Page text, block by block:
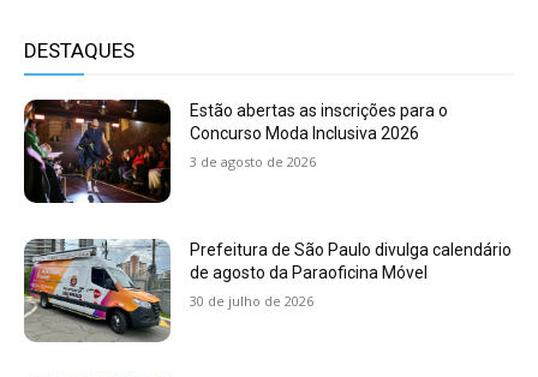
DESTAQUES
Estão abertas as inscrições para o
Concurso Moda Inclusiva 2026
3 de agosto de 2026
Prefeitura de São Paulo divulga calendário
de agosto da Paraoficina Móvel
30 de julho de 2026